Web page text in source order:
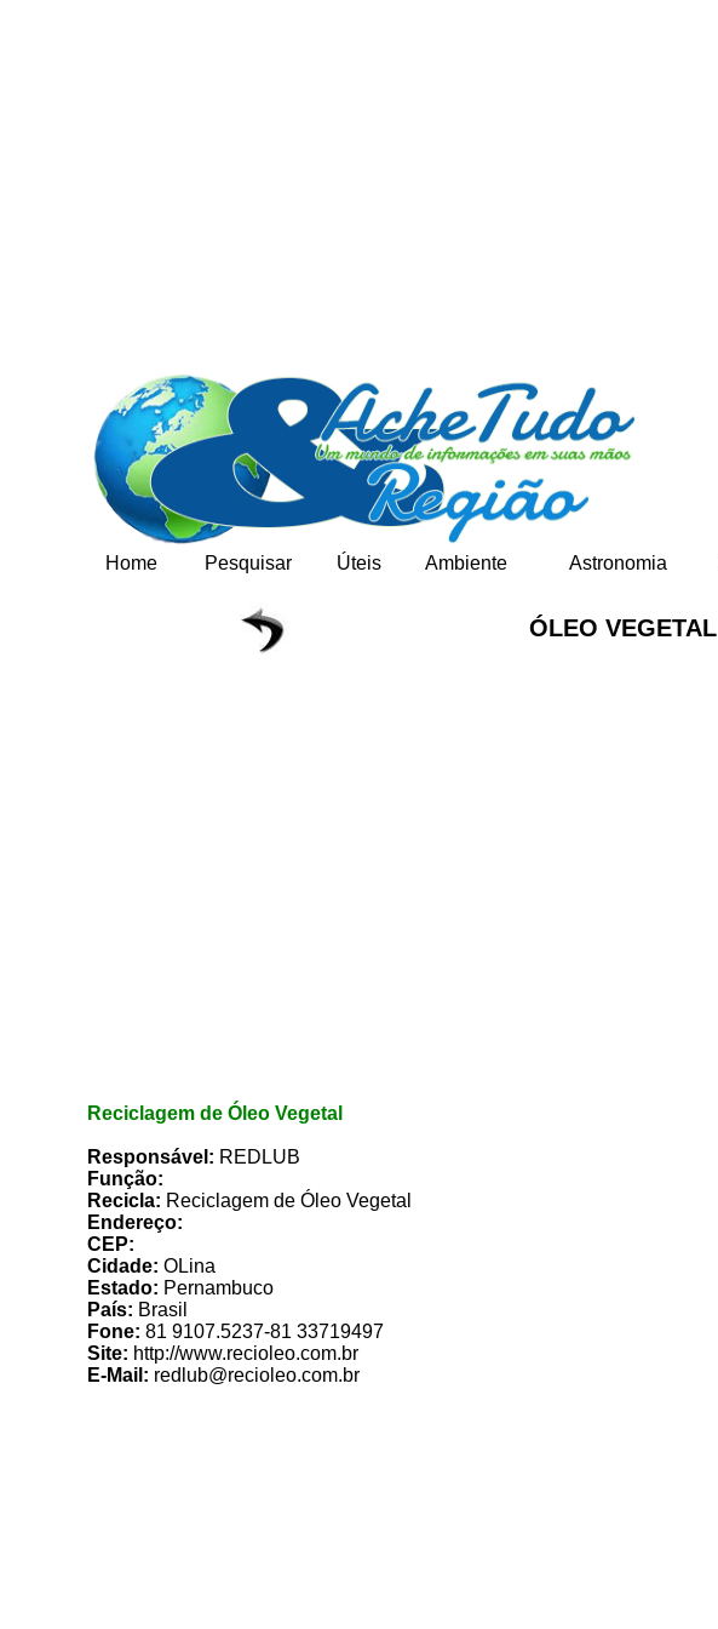
Home Pesquisar Úteis Ambiente Astronomia
ÓLEO VEGETAL
Reciclagem de Óleo Vegetal
Responsável: REDLUB
Função:
Recicla: Reciclagem de Óleo Vegetal
Endereço:
CEP:
Cidade: OLina
Estado: Pernambuco
País: Brasil
Fone: 81 9107.5237-81 33719497
Site: http://www.recioleo.com.br
E-Mail: redlub@recioleo.com.br